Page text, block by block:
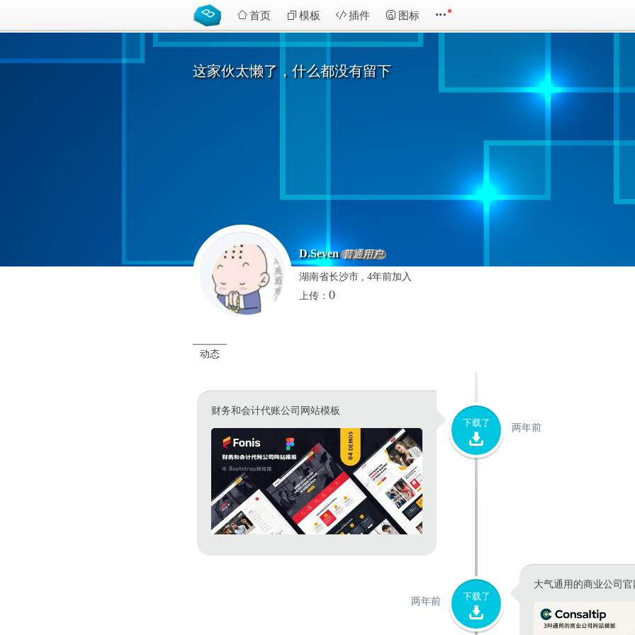
首页 模板 插件 图标
这家伙太懒了，什么都没有留下
D.Seven 普通用户
湖南省长沙市 , 4年前加入
上传： 0
动态
两年前
下载了
财务和会计代账公司网站模板
两年前 下载了
大气通用的商业公司